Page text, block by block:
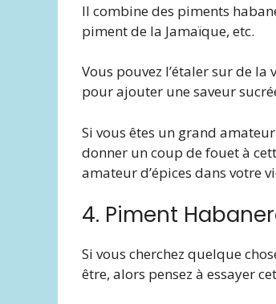
Il combine des piments
piment de la Jamaïque, etc.
Vous pouvez l’étaler sur de
pour ajouter une saveur
Si vous êtes un grand
donner un coup de fouet à
amateur d’épices dans votre
4. Piment
Si vous cherchez quelque
être, alors pensez à essayer